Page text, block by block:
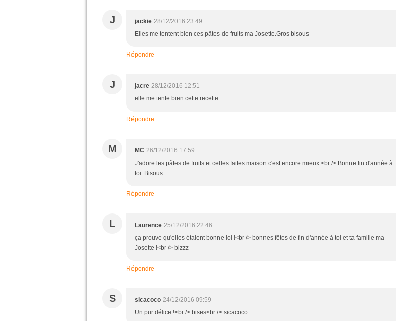
J jackie 28/12/2016 23:49
Elles me tentent bien ces pâtes de fruits ma Josette.Gros bisous
Répondre
J jacre 28/12/2016 12:51
elle me tente bien cette recette...
Répondre
M MC 26/12/2016 17:59
J'adore les pâtes de fruits et celles faites maison c'est encore mieux.<br /> Bonne fin d'année à
toi. Bisous
Répondre
L Laurence 25/12/2016 22:46
ça prouve qu'elles étaient bonne lol !<br /> bonnes fêtes de fin d'année à toi et ta famille ma
Josette !<br /> bizzz
Répondre
S sicacoco 24/12/2016 09:59
Un pur délice !<br /> bises<br /> sicacoco